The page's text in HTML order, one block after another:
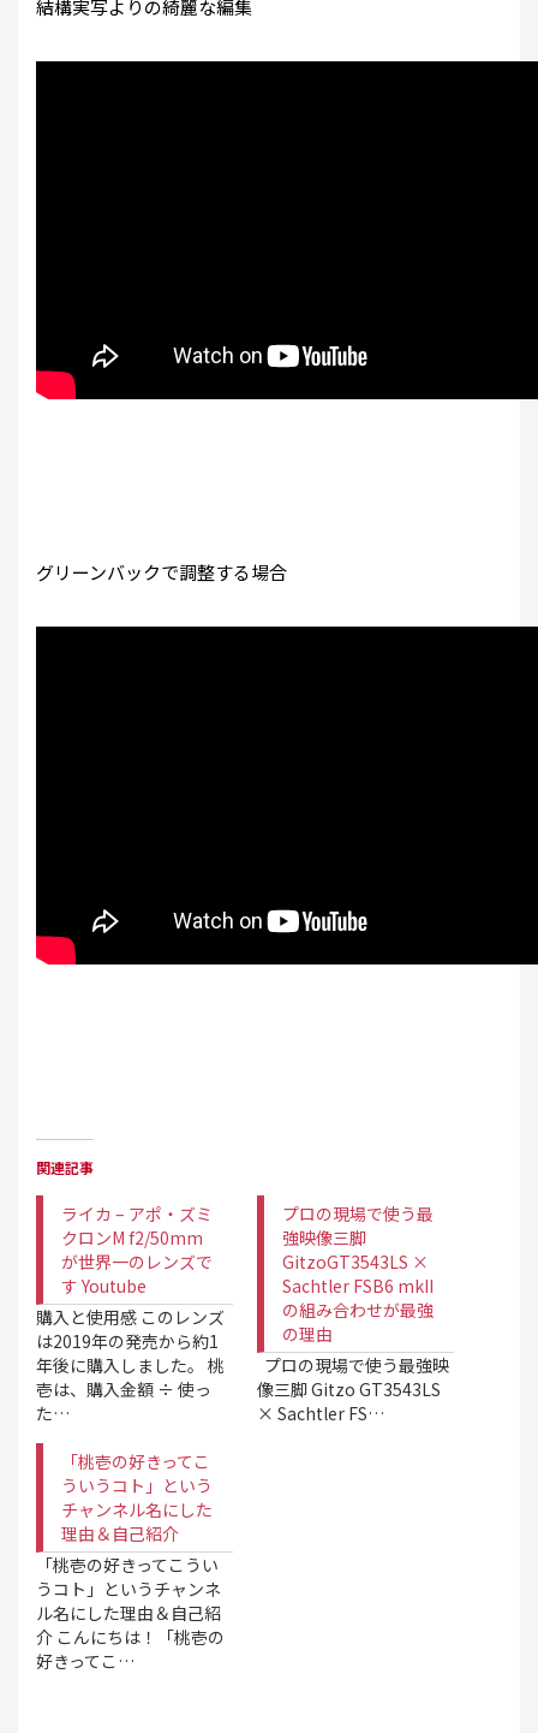
結構実写よりの綺麗な編集
グリーンバックで調整する場合
関連記事
ライカ – アポ・ズミ
クロンM f2/50mm
が世界一のレンズで
す Youtube
購入と使用感 このレンズ
は2019年の発売から約1
年後に購入しました。 桃
壱は、購入金額 ÷ 使っ
た…
プロの現場で使う最
強映像三脚
GitzoGT3543LS ×
Sachtler FSB6 mkII
の組み合わせが最強
の理由
プロの現場で使う最強映
像三脚 Gitzo GT3543LS
× Sachtler FS…
「桃壱の好きってこ
ういうコト」という
チャンネル名にした
理由＆自己紹介
「桃壱の好きってこうい
うコト」というチャンネ
ル名にした理由＆自己紹
介 こんにちは！「桃壱の
好きってこ…